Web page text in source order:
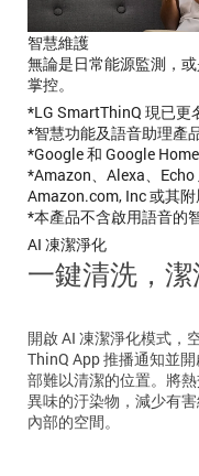
智慧維護
無論是日常能源監測，
掌控。
*LG SmartThinQ 現已更
*智慧功能及語音助理產
*Google 和 Google
*Amazon、Alexa、
Amazon.com, Inc 或其附
*本產品不含啟用語音的
AI 凍潔淨化
一鍵清洗，
開啟 AI 凍潔淨化模式，
ThinQ App 推播通知並
部難以清潔的位置。將
異味的汙染物，減少有
內部的空間。